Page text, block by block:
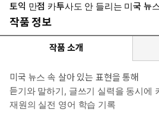
토익 만점 카투사도 안 들리는 미국 뉴
작품 정보
작품 소개
미국 뉴스 속 살아 있는 표현을 통해
듣기와 말하기, 글쓰기 실력을 동시에
재원의 실전 영어 학습 기록